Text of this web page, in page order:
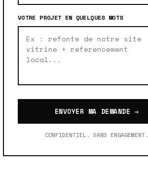
VOTRE PROJET EN QUELQUES MOTS
ENVOYER MA DEMANDE →
CONFIDENTIEL. SANS ENGAGEMENT.